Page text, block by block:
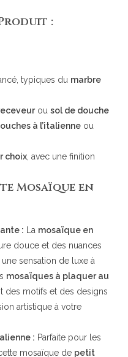
:
typiques du marbre
ousol de douche
à l’italienne ou
choix , avec une finition
Mosaïque en
: La mosaïque en
douce et des nuances
sensation de luxe à
mosaïques à plaquer au
des motifs et des designs
artistique à votre
: Parfaite pour les
cette mosaïque de petit